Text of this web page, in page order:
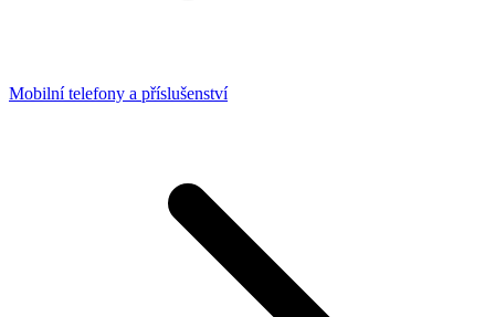
Mobilní telefony a příslušenství